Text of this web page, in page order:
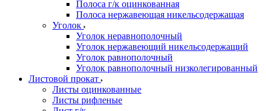
Полоса г/к оцинкованная
Полоса нержавеющая никельсодержащая
Уголок
Уголок неравнополочный
Уголок нержавеющий никельсодержащий
Уголок равнополочный
Уголок равнополочный низколегированный
Листовой прокат
Листы оцинкованные
Листы рифленые